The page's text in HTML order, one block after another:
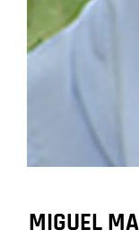
MIGUEL